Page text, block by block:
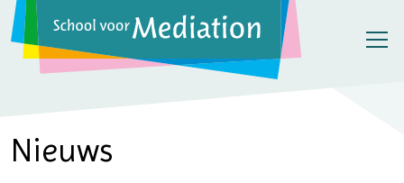
Nieuws